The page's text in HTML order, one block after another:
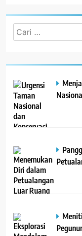
Cari
untuk: